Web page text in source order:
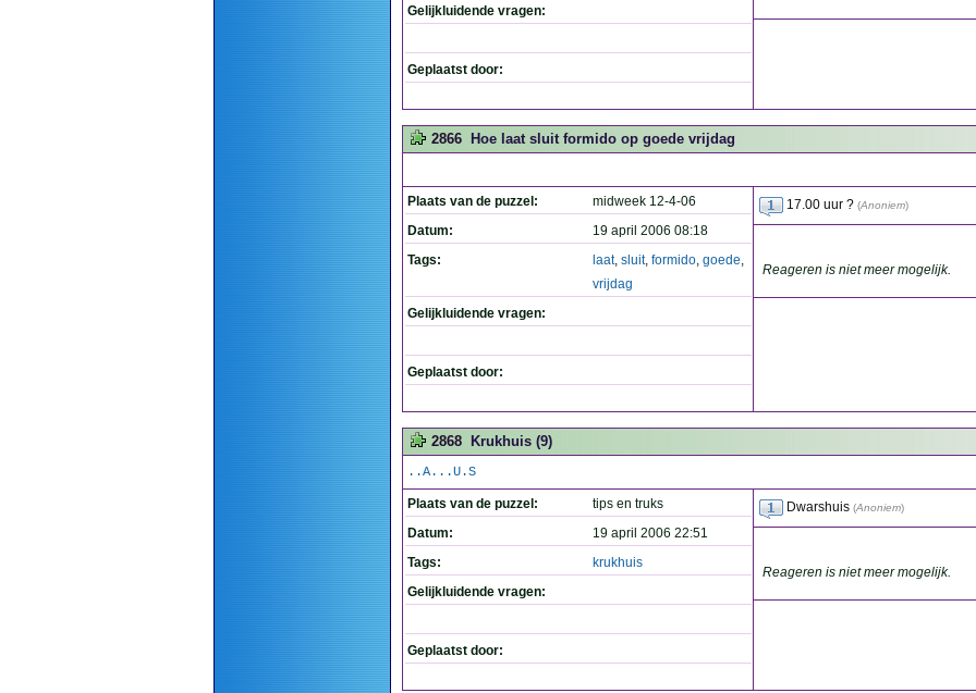
Gelijkluidende vragen:
Geplaatst door:
2866 Hoe laat sluit formido op goede vrijdag
Plaats van de puzzel:
midweek 12-4-06
Datum:
19 april 2006 08:18
Tags:
laat, sluit, formido, goede,
vrijdag
Gelijkluidende vragen:
Geplaatst door:
17.00 uur ? (Anoniem)
Reageren is niet meer mogelijk.
2868 Krukhuis (9)
..A...U.S
Plaats van de puzzel:
tips en truks
Datum:
19 april 2006 22:51
Tags:
krukhuis
Gelijkluidende vragen:
Geplaatst door:
Dwarshuis (Anoniem)
Reageren is niet meer mogelijk.